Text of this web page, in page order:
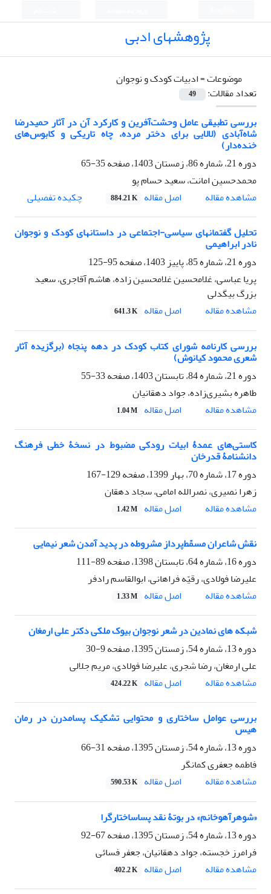
پژوهشهای ادبی
موضوعات =ادبیات کودک و نوجوان
تعداد مقالات:
49
بررسی تطبیقی عامل وحشت‌آفرین و کارکرد آن در آثار حمیدرضا
شاه‌آبادی (لالایی برای دختر مرده، چاه تاریکی و کابوس‌های
خنده‌دار)
دوره 21، شماره 86، زمستان 1403، صفحه
35-65
محمدحسین امانت، سعید حسام پو
مشاهده مقاله
اصل مقاله 884.21 K
چکیده تفصیلی
تحلیل گفتمانهای سیاسی-اجتماعی در داستانهای کودک و نوجوان
نادر ابراهیمی
دوره 21، شماره 85، پاییز 1403، صفحه
95-125
پریا عباسی، غلامحسین غلامحسین زاده، هاشم آقاجری، سعید
بزرگ بیگدلی
مشاهده مقاله
اصل مقاله 641.3 K
بررسی کارنامه شورای کتاب کودک در دهه پنجاه (برگزیده آثار
شعری محمود کیانوش)
دوره 21، شماره 84، تابستان 1403، صفحه
33-55
طاهره بشیری‌زاده، جواد دهقانیان
مشاهده مقاله
اصل مقاله 1.04 M
کاستی‌های عمدۀ ابیات رودکی مضبوط در نسخۀ خطی فرهنگ
دانشنامۀ قدرخان
دوره 17، شماره 70، بهار 1399، صفحه
129-167
زهرا نصیری، نصرالله امامی، سجاد دهقان
مشاهده مقاله
اصل مقاله 1.42 M
نقش شاعران مسمّط‌پرداز مشروطه در پدید آمدن شعر نیمایی
دوره 16، شماره 64، تابستان 1398، صفحه
89-111
علیرضا فولادی، رقیّه فراهانی، ابوالقاسم رادفر
مشاهده مقاله
اصل مقاله 1.33 M
شبکه های نمادین در شعر نوجوان بیوک ملکی دکتر علی ارمغان
دوره 13، شماره 54، زمستان 1395، صفحه
9-30
علی ارمغان، رضا شجری، علیرضا فولادی، مریم جلالی
مشاهده مقاله
اصل مقاله 424.22 K
بررسی ‌عوامل ساختاری و محتوایی تشکیک پسامدرن در رمان
هیس
دوره 13، شماره 54، زمستان 1395، صفحه
31-66
فاطمه جعفری کمانگر
مشاهده مقاله
اصل مقاله 590.53 K
«شوهرآهوخانم» در بوتۀ نقد پساساختارگرا
دوره 13، شماره 54، زمستان 1395، صفحه
67-92
فرامرز خجسته، جواد دهقانیان، جعفر فسائی
مشاهده مقاله
اصل مقاله 402.2 K